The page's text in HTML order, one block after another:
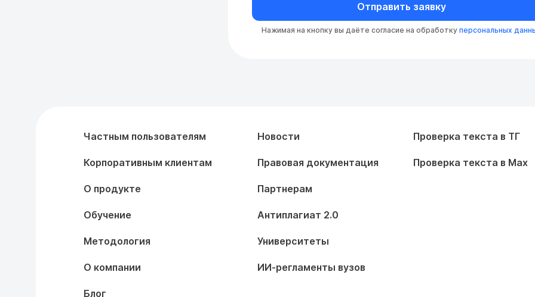
Отправить заявку
Нажимая на кнопку вы даёте согласие на обработку персональных
Частным пользователям
Корпоративным клиентам
О продукте
Обучение
Методология
О компании
Блог
Новости
Правовая документация
Партнерам
Антиплагиат 2.0
Университеты
ИИ-регламенты вузов
Проверка текста в ТГ
Проверка текста в Max